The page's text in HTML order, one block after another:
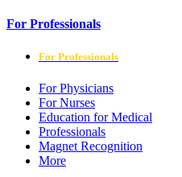
For Professionals
For Professionals
For Physicians
For Nurses
Education for Medical
Professionals
Magnet Recognition
More